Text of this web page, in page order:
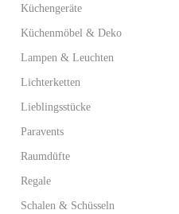
Küchengeräte
Küchenmöbel & Deko
Lampen & Leuchten
Lichterketten
Lieblingsstücke
Paravents
Raumdüfte
Regale
Schalen & Schüsseln